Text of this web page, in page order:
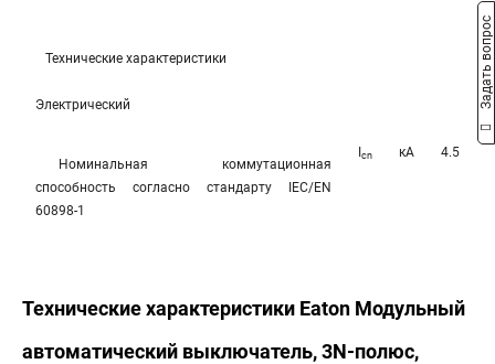
Технические характеристики
Электрический
Номинальная коммутационная
способность согласно стандарту IEC/EN
60898-1
cn кА 4.5
Технические характеристики Eaton Модульный
автоматический выключатель, 3N-полюс,
Задать вопрос